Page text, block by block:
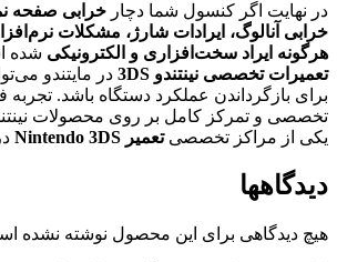
در نهایت اگر کنسول شما دچار خرابی صفحه
خرابی آنالوگ، ایرادات شارژ، مشکلات
هرگونه ایراد سخت‌افزاری و الکترونیکی شده
تعمیرات تخصصی نینتندو 3DS
در مایتندو
برای بازگرداندن عملکرد دستگاه باشد. تجربه
تخصصی و تمرکز کامل بر روی محصولات
یکی از مراکز تخصصیتعمیر Nintendo 3DS
دیدگاهها
هیچ دیدگاهی برای این محصول نوشته نشده